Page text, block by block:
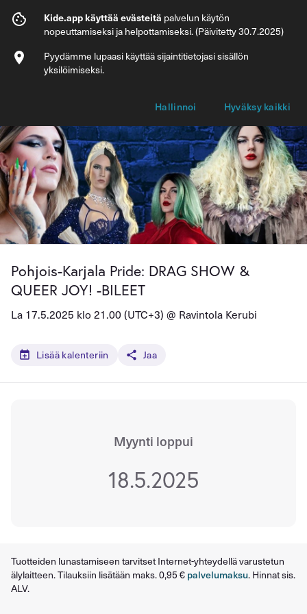
Pohjois-Karjala Pride: DRAG SHOW &
Info Lipputyypit
Pohjois-Karjala Pride: DRAG SHOW &
QUEER JOY! -BILEET
La 17.5.2025 klo 21.00 (UTC+3) @ Ravintola Kerubi
Lisää kalenteriin Jaa
Myynti loppui
18.5.2025
Tuotteiden lunastamiseen tarvitset Internet-yhteydellä varustetun
älylaitteen. Tilauksiin lisätään maks. 0,95 €palvelumaksu. Hinnat sis.
ALV.
Kide.app käyttää evästeitä palvelun käytön
nopeuttamiseksi ja helpottamiseksi. (Päivitetty 30.7.2025)
Pyydämme lupaasi käyttää sijaintitietojasi sisällön
yksilöimiseksi.
Hallinnoi Hyväksy kaikki